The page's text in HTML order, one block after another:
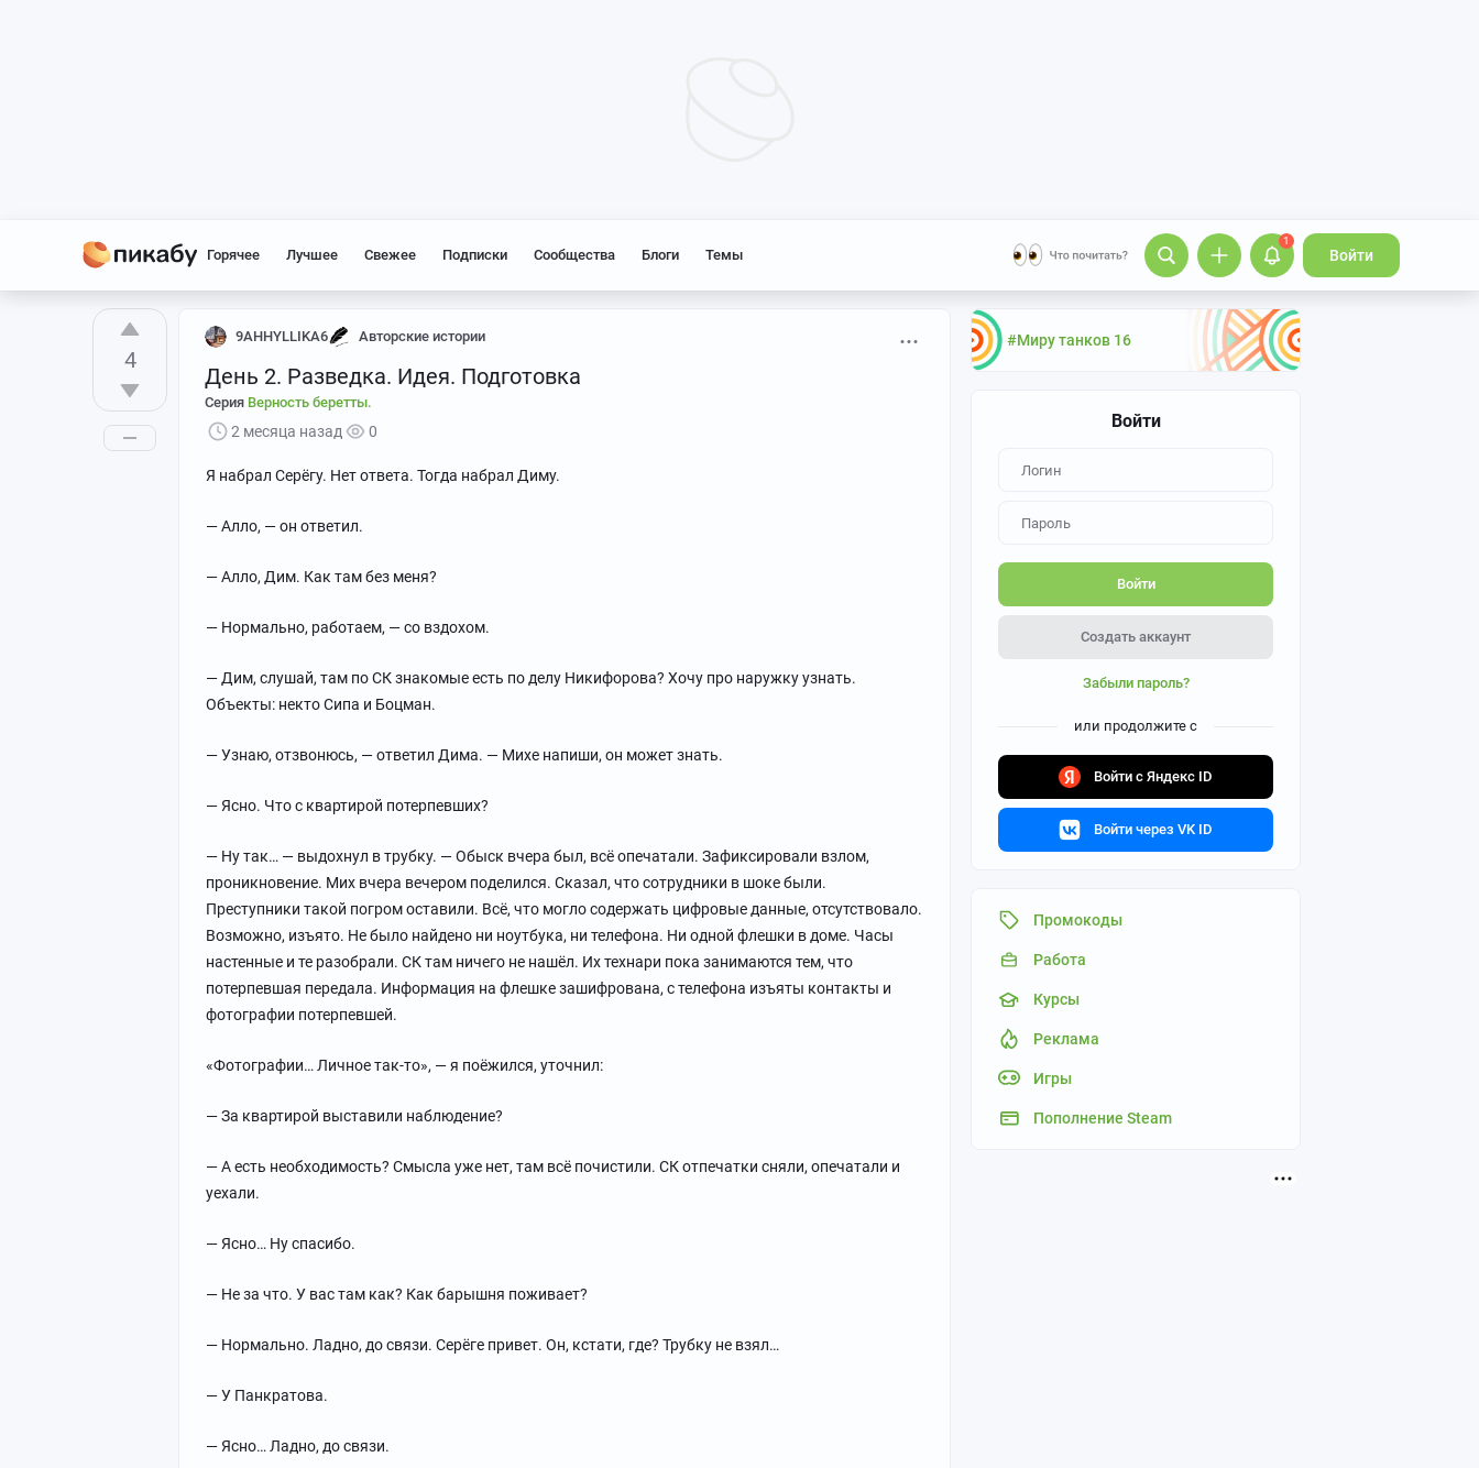
Горячее Лучшее Свежее Подписки Сообщества Блоги Темы
1
Войти
#Миру танков 16
Войти
Войти
Создать аккаунт
Забыли пароль?
или продолжите с
Войти с Яндекс ID
Войти через VK ID
Промокоды
Работа
Курсы
Реклама
Игры
Пополнение Steam
4
9AHHYLLIKA6 Авторские истории
День 2. Разведка. Идея. Подготовка
Серия Верность беретты.
2 месяца назад 0
Я набрал Серёгу. Нет ответа. Тогда набрал Диму.
— Алло, — он ответил.
— Алло, Дим. Как там без меня?
— Нормально, работаем, — со вздохом.
— Дим, слушай, там по СК знакомые есть по делу Никифорова? Хочу про наружку узнать.
Объекты: некто Сипа и Боцман.
— Узнаю, отзвонюсь, — ответил Дима. — Михе напиши, он может знать.
— Ясно. Что с квартирой потерпевших?
— Ну так… — выдохнул в трубку. — Обыск вчера был, всё опечатали. Зафиксировали взлом,
проникновение. Мих вчера вечером поделился. Сказал, что сотрудники в шоке были.
Преступники такой погром оставили. Всё, что могло содержать цифровые данные, отсутствовало.
Возможно, изъято. Не было найдено ни ноутбука, ни телефона. Ни одной флешки в доме. Часы
настенные и те разобрали. СК там ничего не нашёл. Их технари пока занимаются тем, что
потерпевшая передала. Информация на флешке зашифрована, с телефона изъяты контакты и
фотографии потерпевшей.
«Фотографии… Личное так-то», — я поёжился, уточнил:
— За квартирой выставили наблюдение?
— А есть необходимость? Смысла уже нет, там всё почистили. СК отпечатки сняли, опечатали и
уехали.
— Ясно… Ну спасибо.
— Не за что. У вас там как? Как барышня поживает?
— Нормально. Ладно, до связи. Серёге привет. Он, кстати, где? Трубку не взял…
— У Панкратова.
— Ясно… Ладно, до связи.